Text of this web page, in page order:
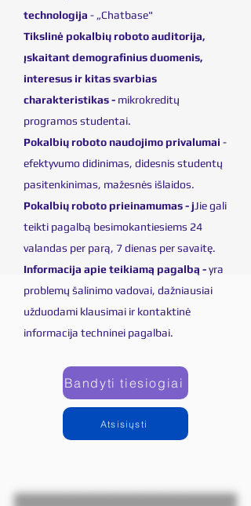
technologija - „Chatbase"
Tikslinė pokalbių roboto auditorija,
įskaitant demografinius duomenis,
interesus ir kitas svarbias
charakteristikas - mikrokreditų
programos studentai.
Pokalbių roboto naudojimo privalumai -
efektyvumo didinimas, didesnis studentų
pasitenkinimas, mažesnės išlaidos.
Pokalbių roboto prieinamumas - j Jie gali
teikti pagalbą besimokantiesiems 24
valandas per parą, 7 dienas per savaitę.
Informacija apie teikiamą pagalbą -yra
problemų šalinimo vadovai, dažniausiai
užduodami klausimai ir kontaktinė
informacija techninei pagalbai.
Bandyti tiesiogiai
Atsisiųsti